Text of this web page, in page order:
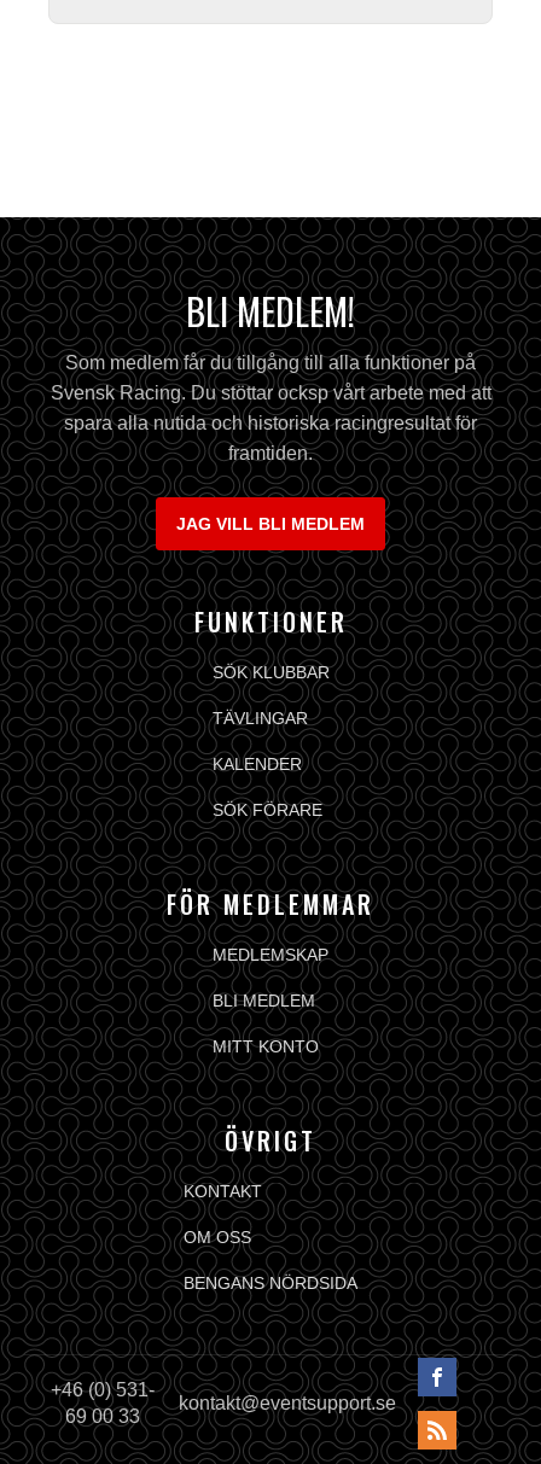
BLI MEDLEM!
Som medlem får du tillgång till alla funktioner på
Svensk Racing. Du stöttar ocksp vårt arbete med att
spara alla nutida och historiska racingresultat för
framtiden.
JAG VILL BLI MEDLEM
FUNKTIONER
SÖK KLUBBAR
TÄVLINGAR
KALENDER
SÖK FÖRARE
FÖR MEDLEMMAR
MEDLEMSKAP
BLI MEDLEM
MITT KONTO
ÖVRIGT
KONTAKT
OM OSS
BENGANS NÖRDSIDA
+46 (0) 531-
69 00 33
kontakt@eventsupport.se